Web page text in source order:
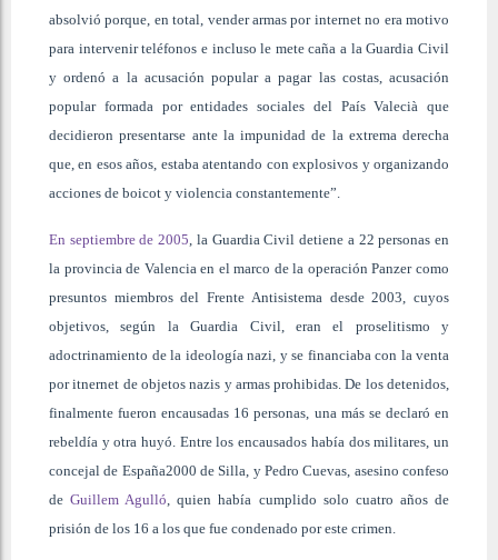
absolvió porque, en total, vender armas por internet no era motivo
para intervenir teléfonos e incluso le mete caña a la Guardia Civil
y ordenó a la acusación popular a pagar las costas, acusación
popular formada por entidades sociales del País Valecià que
decidieron presentarse ante la impunidad de la extrema derecha
que, en esos años, estaba atentando con explosivos y organizando
acciones de boicot y violencia constantemente”.
En septiembre de 2005, la Guardia Civil detiene a 22 personas en
la provincia de Valencia en el marco de la operación Panzer como
presuntos miembros del Frente Antisistema desde 2003, cuyos
objetivos, según la Guardia Civil, eran el proselitismo y
adoctrinamiento de la ideología nazi, y se financiaba con la venta
por itnernet de objetos nazis y armas prohibidas. De los detenidos,
finalmente fueron encausadas 16 personas, una más se declaró en
rebeldía y otra huyó. Entre los encausados había dos militares, un
concejal de España2000 de Silla, y Pedro Cuevas, asesino confeso
deGuillem Agulló, quien había cumplido solo cuatro años de
prisión de los 16 a los que fue condenado por este crimen.